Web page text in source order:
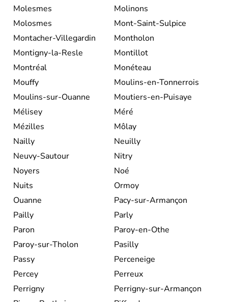
Molesmes
Molinons
Molosmes
Mont-Saint-Sulpice
Montacher-Villegardin
Montholon
Montigny-la-Resle
Montillot
Montréal
Monéteau
Mouffy
Moulins-en-Tonnerrois
Moulins-sur-Ouanne
Moutiers-en-Puisaye
Mélisey
Méré
Mézilles
Môlay
Nailly
Neuilly
Neuvy-Sautour
Nitry
Noyers
Noé
Nuits
Ormoy
Ouanne
Pacy-sur-Armançon
Pailly
Parly
Paron
Paroy-en-Othe
Paroy-sur-Tholon
Pasilly
Passy
Perceneige
Percey
Perreux
Perrigny
Perrigny-sur-Armançon